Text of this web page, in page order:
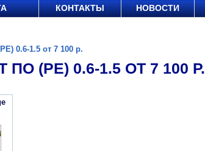
КОНТАКТЫ НОВОСТИ
0.6-1.5 от 7 100 р.
ПО (РЕ) 0.6-1.5 ОТ 7 100 Р.